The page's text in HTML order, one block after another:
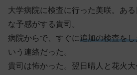
大学病院に検査に行った美咲。あ
な予感がする貴司。
病院からで、すぐに追加の検査を
いう連絡だった。
貴司は怖かった。翌日晴人と花火